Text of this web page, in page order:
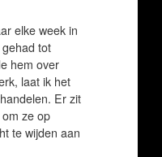
elke week in
tot
hem over
laat ik het
Er zit
ze op
te wijden aan